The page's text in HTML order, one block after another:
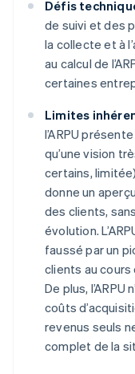
Défis
de suivi et des
la collecte et à
au calcul de
certaines
Limites
l’ARPU
qu’une vision
certains,
donne un
des clients,
évolution.
faussé par un
clients au cours
De plus, l’ARPU
coûts
revenus seuls
complet de la